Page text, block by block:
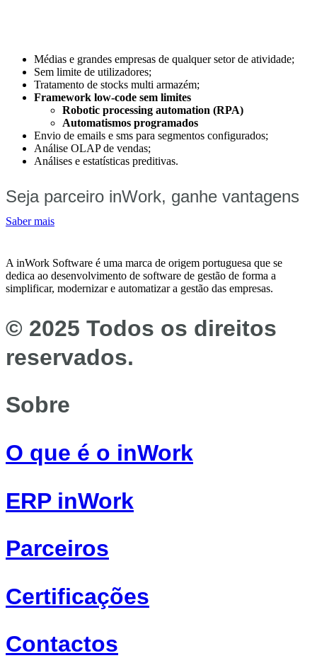
Médias e grandes empresas de qualquer setor de atividade;
Sem limite de utilizadores;
Tratamento de stocks multi armazém;
Framework low-code sem limites
Robotic processing automation (RPA)
Automatismos programados
Envio de emails e sms para segmentos configurados;
Análise OLAP de vendas;
Análises e estatísticas preditivas.
Seja parceiro inWork, ganhe vantagens
Saber mais
A inWork Software é uma marca de origem portuguesa que se
dedica ao desenvolvimento de software de gestão de forma a
simplificar, modernizar e automatizar a gestão das empresas.
© 2025 Todos os direitos
reservados.
Sobre
O que é o inWork
ERP inWork
Parceiros
Certificações
Contactos